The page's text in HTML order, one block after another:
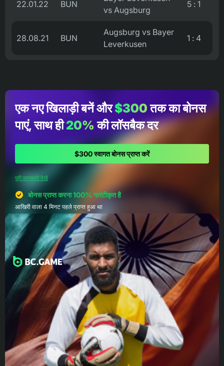
22.01.22 BUN
vs Augsburg
5 : 1
28.08.21 BUN
Augsburg vs Bayer
Leverkusen
1 : 4
एक नए खिलाड़ी बनें और$300तक का बोनस
पाएं, साथ ही20%की लॉसबैक दर
$300 स्वागत बोनस प्राप्त करें
पूरी जानकारी देखें
बोनस प्राप्त करना 100% गारंटीकृत है
आखिरी वाला 4 मिनट पहले प्राप्त हुआ था